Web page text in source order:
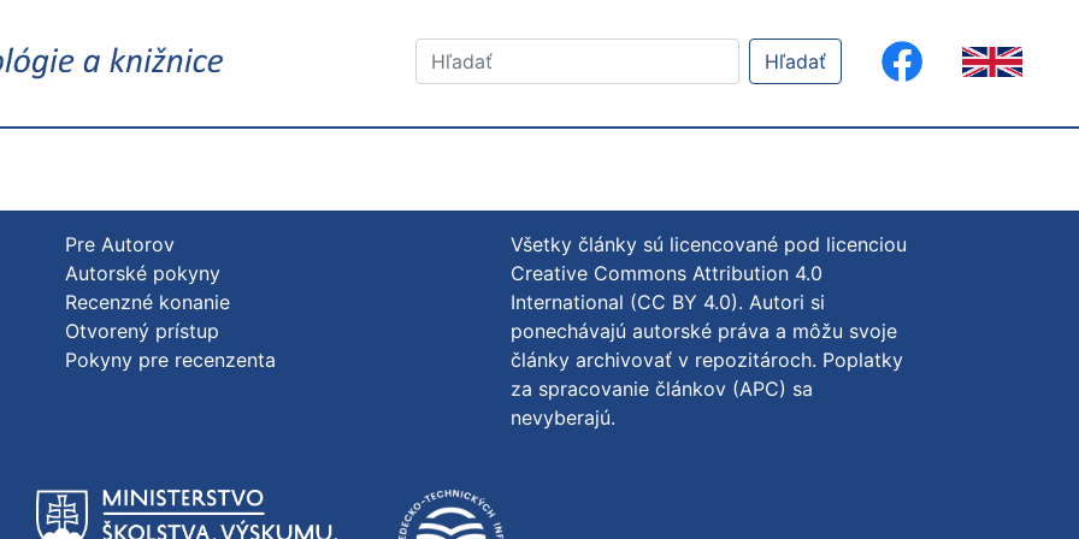
Hľadať
Pre Autorov
Autorské pokyny
Recenzné konanie
Otvorený prístup
Pokyny pre recenzenta
Všetky články sú licencované pod licenciou
Creative Commons Attribution 4.0
International (CC BY 4.0). Autori si
ponechávajú autorské práva a môžu svoje
články archivovať v repozitároch. Poplatky
za spracovanie článkov (APC) sa
nevyberajú.